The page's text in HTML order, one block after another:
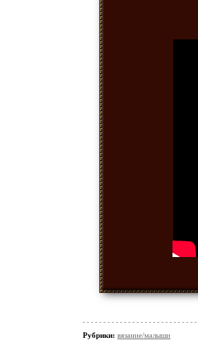
Рубрики: вязание/малыши